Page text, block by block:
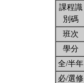
課程識
別碼
班次
學分
全/半年
必/選修